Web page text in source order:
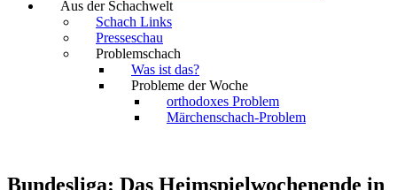
Aus der Schachwelt
Schach Links
Presseschau
Problemschach
Was ist das?
Probleme der Woche
orthodoxes Problem
Märchenschach-Problem
Bundesliga: Das Heimspielwochenende in